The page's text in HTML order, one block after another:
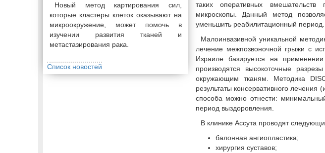
Новый метод картирования сил,
которые кластеры клеток оказывают на
микроокружение, может помочь в
изучении развития тканей и
метастазирования рака.
Список новостей
таких оперативных
микроскопы. Данный метод
уменьшить реабилитационный период.
Малоинвазивной уникальной
лечение межпозвоночной грыжи с
Израиле базируется на
производятся высокоточные
окружающим тканям. Методика
результаты консервативного
способа можно отнести:
период выздоровления.
В клинике Ассута проводят
балонная ангиопластика;
хирургия суставов;